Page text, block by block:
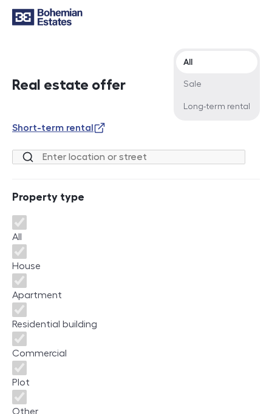
Real estate offer
Offer type
All
Sale
Long-term rental
Short-term rental
Location or street
Property type
Property type
All
House
Apartment
Residential building
Commercial
Plot
Other